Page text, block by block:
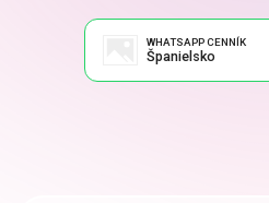
WHATSAPP CENNÍK
Španielsko